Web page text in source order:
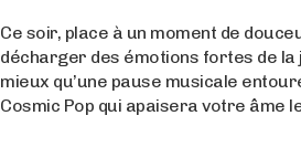
Ce soir, place à un moment de
décharger des émotions fortes de la
mieux qu’une pause musicale
Cosmic Pop qui apaisera votre âme